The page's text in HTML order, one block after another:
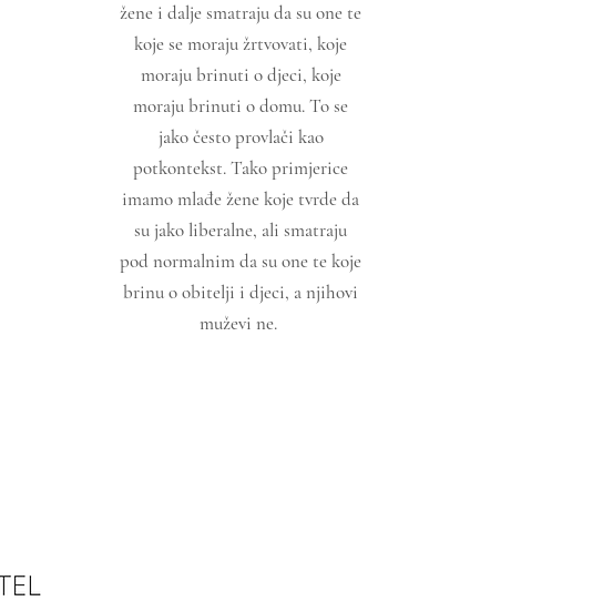
žene i dalje smatraju da su one te
koje se moraju žrtvovati, koje
moraju brinuti o djeci, koje
moraju brinuti o domu. To se
jako često provlači kao
potkontekst. Tako primjerice
imamo mlađe žene koje tvrde da
su jako liberalne, ali smatraju
pod normalnim da su one te koje
brinu o obitelji i djeci, a njihovi
muževi ne.